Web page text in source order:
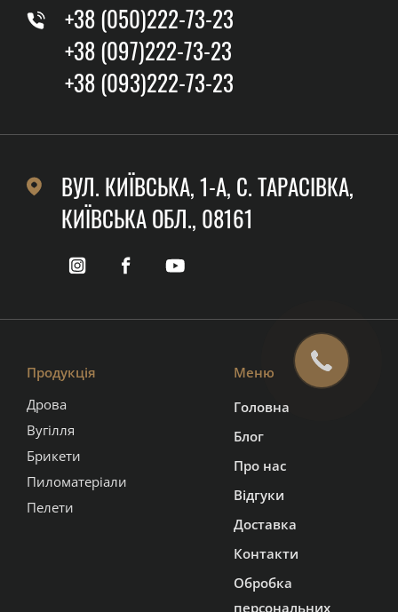
+38 (050)222-73-23
+38 (097)222-73-23
+38 (093)222-73-23
ВУЛ. КИЇВСЬКА, 1-А, C. ТАРАСІВКА,
КИЇВСЬКА ОБЛ., 08161
Продукція
Дрова
Вугілля
Брикети
Пиломатеріали
Пелети
Меню
Головна
Блог
Про нас
Відгуки
Доставка
Контакти
Обробка
персональних